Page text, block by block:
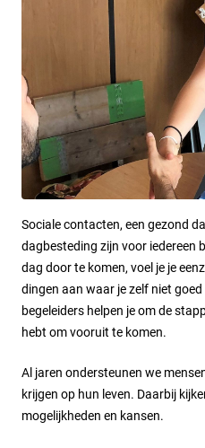
Sociale contacten, een gezond
dagbesteding zijn voor iedereen
dag door te komen, voel je je
dingen aan waar je zelf niet
begeleiders helpen je om de
hebt om vooruit te komen.
Al jaren ondersteunen we
krijgen op hun leven. Daarbij
mogelijkheden en kansen.